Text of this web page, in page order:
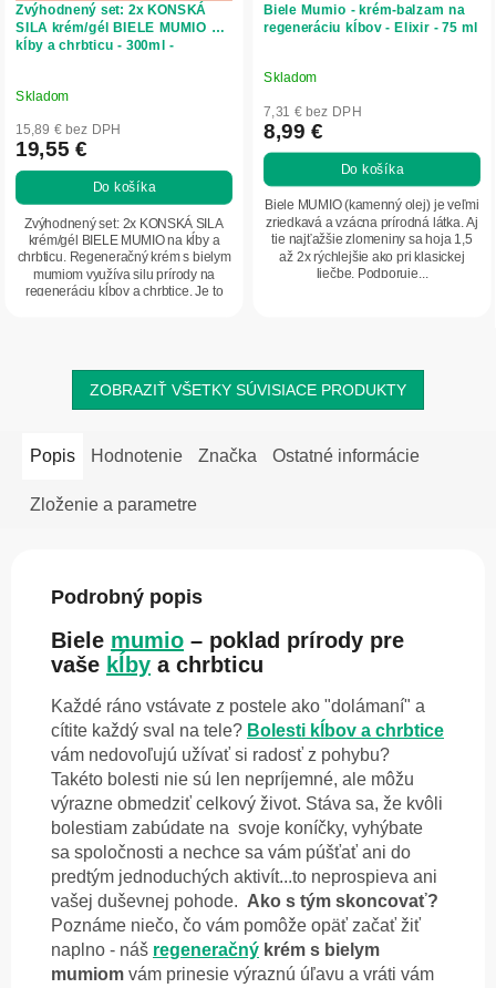
Zvýhodnený set: 2x KONSKÁ
SILA krém/gél BIELE MUMIO na
kĺby a chrbticu - 300ml -
Skladom
15,89 € bez DPH
19,55 €
Do košíka
Zvýhodnený set: 2x KONSKÁ SILA
krém/gél BIELE MUMIO na kĺby a
chrbticu. Regeneračný krém s bielym
mumiom využíva silu prírody na
regeneráciu kĺbov a chrbtice. Je to
Biele Mumio - krém-balzam na
regeneráciu kĺbov - Elixir - 75 ml
Priemerné
hodnotenie
produktu
je
4,8
z
5
hviezdičiek.
Skladom
7,31 € bez DPH
8,99 €
Do košíka
Biele MUMIO (kamenný olej) je veľmi
zriedkavá a vzácna prírodná látka. Aj
tie najťažšie zlomeniny sa hoja 1,5
až 2x rýchlejšie ako pri klasickej
liečbe. Podporuje...
ZOBRAZIŤ VŠETKY SÚVISIACE PRODUKTY
Popis Hodnotenie Značka Ostatné informácie
Zloženie a parametre
Podrobný popis
Biele mumio – poklad prírody pre
vaše kĺby a chrbticu
Každé ráno vstávate z postele ako "dolámaní" a
cítite každý sval na tele? Bolesti kĺbov a chrbtice
vám nedovoľujú užívať si radosť z pohybu?
Takéto bolesti nie sú len nepríjemné, ale môžu
výrazne obmedziť celkový život. Stáva sa, že kvôli
bolestiam zabúdate na svoje koníčky, vyhýbate
sa spoločnosti a nechce sa vám púšťať ani do
predtým jednoduchých aktivít...to neprospieva ani
vašej duševnej pohode. Ako s tým skoncovať?
Poznáme niečo, čo vám pomôže opäť začať žiť
naplno - náš regeneračný krém s bielym
mumiom vám prinesie výraznú úľavu a vráti vám